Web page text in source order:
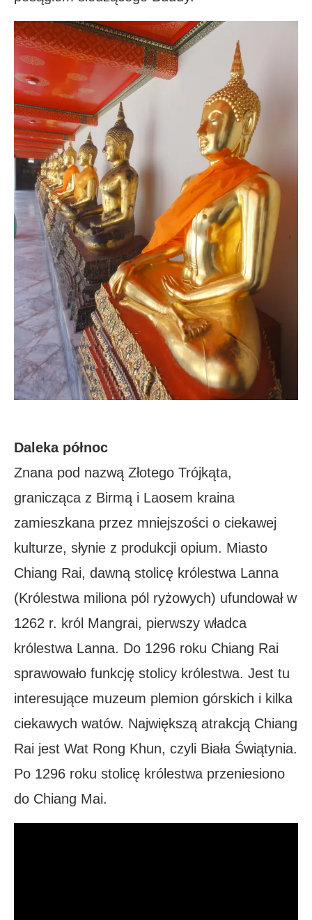
Daleka północ
Znana pod nazwą Złotego Trójkąta,
granicząca z Birmą i Laosem kraina
zamieszkana przez mniejszości o ciekawej
kulturze, słynie z produkcji opium. Miasto
Chiang Rai, dawną stolicę królestwa Lanna
(Królestwa miliona pól ryżowych) ufundował w
1262 r. król Mangrai, pierwszy władca
królestwa Lanna. Do 1296 roku Chiang Rai
sprawowało funkcję stolicy królestwa. Jest tu
interesujące muzeum plemion górskich i kilka
ciekawych watów. Największą atrakcją Chiang
Rai jest Wat Rong Khun, czyli Biała Świątynia.
Po 1296 roku stolicę królestwa przeniesiono
do Chiang Mai.